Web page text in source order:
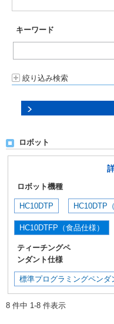
キーワード
絞り込み検索
ロボット
ロボット機種
HC10DTP HC10DTP
HC10DTFP（食品仕様）
ティーチングペ
ンダント仕様
標準プログラミングペンダ
8 件中 1-8 件表示